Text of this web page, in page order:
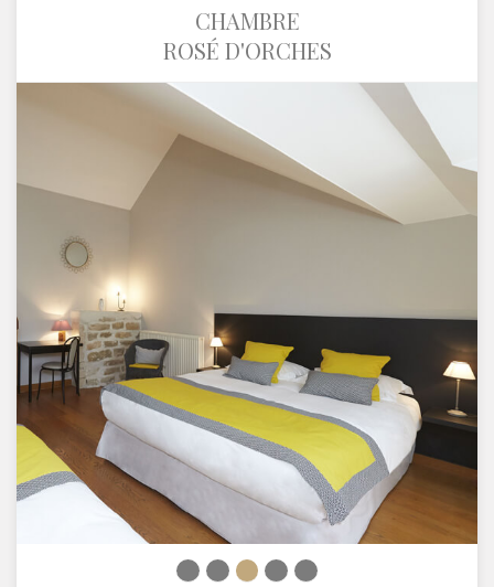
CHAMBRE
ROSÉ D'ORCHES